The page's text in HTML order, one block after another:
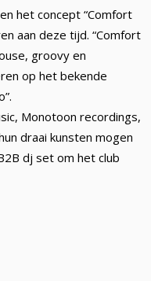
het concept “Comfort
aan deze tijd. “Comfort
groovy en
op het bekende
Monotoon recordings,
draai kunsten mogen
dj set om het club